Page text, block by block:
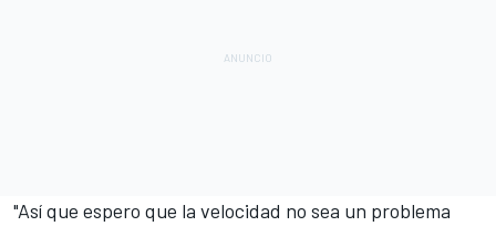
"Así que espero que la velocidad no sea un problema